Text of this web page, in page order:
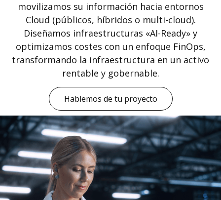
movilizamos su información hacia entornos
Cloud (públicos, híbridos o multi-cloud).
Diseñamos infraestructuras «AI-Ready» y
optimizamos costes con un enfoque FinOps,
transformando la infraestructura en un activo
rentable y gobernable.
Hablemos de tu proyecto